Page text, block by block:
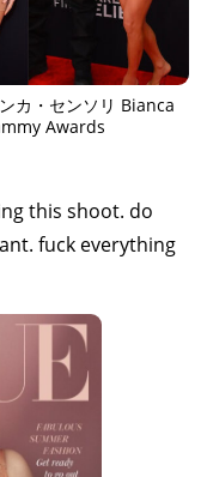
カ・センソリ Bianca
Awards
this shoot. do
fuck everything